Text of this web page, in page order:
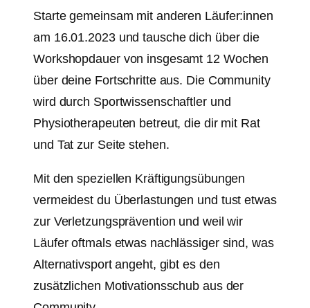
Starte gemeinsam mit anderen Läufer:innen
am 16.01.2023 und tausche dich über die
Workshopdauer von insgesamt 12 Wochen
über deine Fortschritte aus. Die Community
wird durch Sportwissenschaftler und
Physiotherapeuten betreut, die dir mit Rat
und Tat zur Seite stehen.
Mit den speziellen Kräftigungsübungen
vermeidest du Überlastungen und tust etwas
zur Verletzungsprävention und weil wir
Läufer oftmals etwas nachlässiger sind, was
Alternativsport angeht, gibt es den
zusätzlichen Motivationsschub aus der